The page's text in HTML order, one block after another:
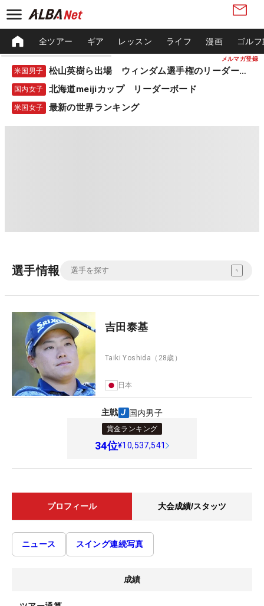
メルマガ登録
全ツアー ギア レッスン ライフ 漫画 ゴル
米国男子 松山英樹ら出場 ウィンダム選手権のリーダーボード
国内女子 北海道meijiカップ リーダーボード
米国女子 最新の世界ランキング
選手情報
吉田泰基
Taiki Yoshida （28歳）
日本
主戦 国内男子
賞金ランキング
34位¥10,537,541
プロフィール 大会成績/スタッツ
ニュース スイング連続写真
成績